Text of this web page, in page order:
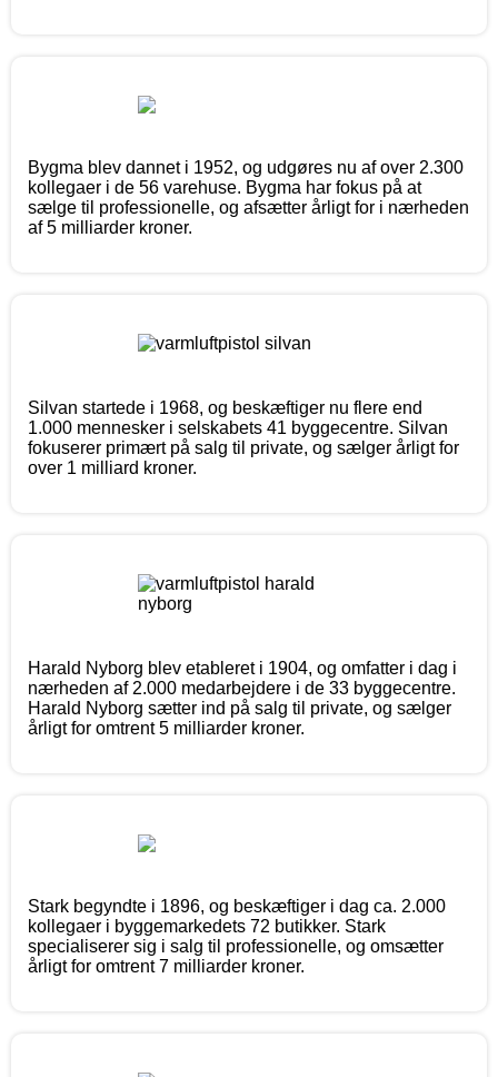
Bygma blev dannet i 1952, og udgøres nu af over 2.300
kollegaer i de 56 varehuse. Bygma har fokus på at
sælge til professionelle, og afsætter årligt for i nærheden
af 5 milliarder kroner.
Silvan startede i 1968, og beskæftiger nu flere end
1.000 mennesker i selskabets 41 byggecentre. Silvan
fokuserer primært på salg til private, og sælger årligt for
over 1 milliard kroner.
Harald Nyborg blev etableret i 1904, og omfatter i dag i
nærheden af 2.000 medarbejdere i de 33 byggecentre.
Harald Nyborg sætter ind på salg til private, og sælger
årligt for omtrent 5 milliarder kroner.
Stark begyndte i 1896, og beskæftiger i dag ca. 2.000
kollegaer i byggemarkedets 72 butikker. Stark
specialiserer sig i salg til professionelle, og omsætter
årligt for omtrent 7 milliarder kroner.